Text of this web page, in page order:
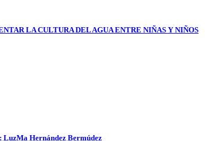
LA CULTURA DEL AGUA ENTRE NIÑAS Y NIÑOS
LuzMa Hernández Bermúdez